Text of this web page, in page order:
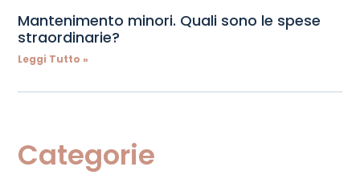
Mantenimento minori. Quali sono le spese
straordinarie?
Leggi Tutto »
Categorie